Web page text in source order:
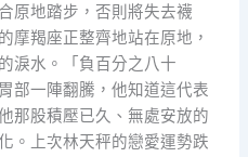
原地踏步，否則將失去襪
摩羯座正整齊地站在原地，
淚水。「負百分之八十
部一陣翻騰，他知道這代表
那股積壓已久、無處安放的
。上次林天秤的戀愛運勢跌